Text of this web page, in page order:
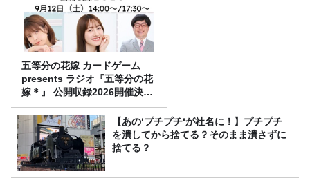
五等分の花嫁 カードゲーム
presents ラジオ『五等分の花
嫁＊』 公開収録2026開催決
定！
【あの‘プチプチ‘が社名に！】プチプチ
を潰してから捨てる？そのまま潰さずに
捨てる？